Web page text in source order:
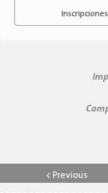
< Previous